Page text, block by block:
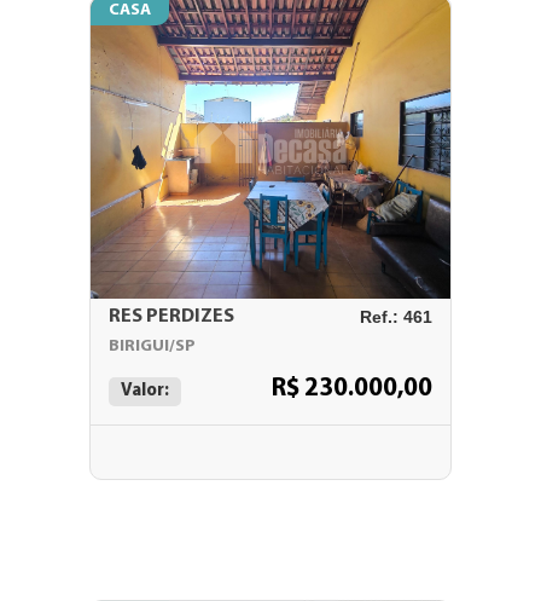
CASA
RES PERDIZES Ref.: 461
BIRIGUI/SP
Valor: R$ 230.000,00